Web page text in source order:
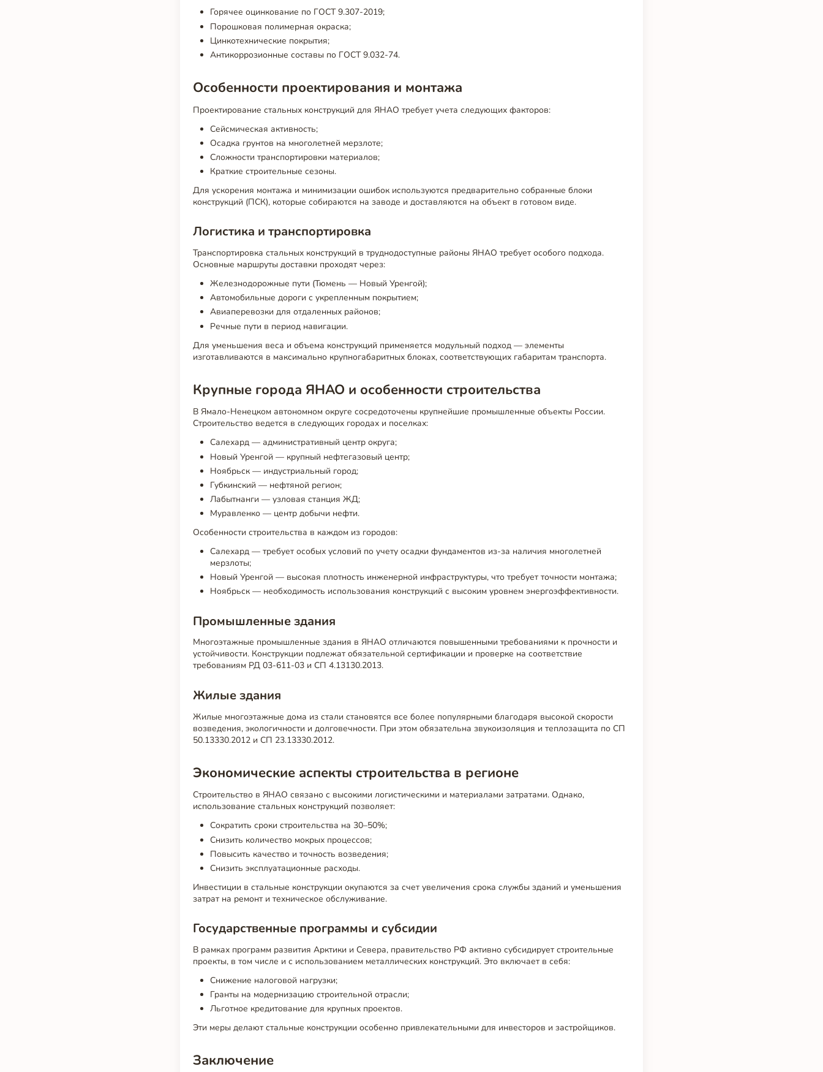
Горячее оцинкование по ГОСТ 9.307-2019;
Порошковая полимерная окраска;
Цинкотехнические покрытия;
Антикоррозионные составы по ГОСТ 9.032-74.
Особенности проектирования и монтажа
Проектирование стальных конструкций для ЯНАО требует учета следующих факторов:
Сейсмическая активность;
Осадка грунтов на многолетней мерзлоте;
Сложности транспортировки материалов;
Краткие строительные сезоны.
Для ускорения монтажа и минимизации ошибок используются предварительно собранные блоки
конструкций (ПСК), которые собираются на заводе и доставляются на объект в готовом виде.
Логистика и транспортировка
Транспортировка стальных конструкций в труднодоступные районы ЯНАО требует особого подхода.
Основные маршруты доставки проходят через:
Железнодорожные пути (Тюмень — Новый Уренгой);
Автомобильные дороги с укрепленным покрытием;
Авиаперевозки для отдаленных районов;
Речные пути в период навигации.
Для уменьшения веса и объема конструкций применяется модульный подход — элементы
изготавливаются в максимально крупногабаритных блоках, соответствующих габаритам транспорта.
Крупные города ЯНАО и особенности строительства
В Ямало-Ненецком автономном округе сосредоточены крупнейшие промышленные объекты России.
Строительство ведется в следующих городах и поселках:
Салехард — административный центр округа;
Новый Уренгой — крупный нефтегазовый центр;
Ноябрьск — индустриальный город;
Губкинский — нефтяной регион;
Лабытнанги — узловая станция ЖД;
Муравленко — центр добычи нефти.
Особенности строительства в каждом из городов:
Салехард — требует особых условий по учету осадки фундаментов из-за наличия многолетней
мерзлоты;
Новый Уренгой — высокая плотность инженерной инфраструктуры, что требует точности монтажа;
Ноябрьск — необходимость использования конструкций с высоким уровнем энергоэффективности.
Промышленные здания
Многоэтажные промышленные здания в ЯНАО отличаются повышенными требованиями к прочности и
устойчивости. Конструкции подлежат обязательной сертификации и проверке на соответствие
требованиям РД 03-611-03 и СП 4.13130.2013.
Жилые здания
Жилые многоэтажные дома из стали становятся все более популярными благодаря высокой скорости
возведения, экологичности и долговечности. При этом обязательна звукоизоляция и теплозащита по СП
50.13330.2012 и СП 23.13330.2012.
Экономические аспекты строительства в регионе
Строительство в ЯНАО связано с высокими логистическими и материалами затратами. Однако,
использование стальных конструкций позволяет:
Сократить сроки строительства на 30–50%;
Снизить количество мокрых процессов;
Повысить качество и точность возведения;
Снизить эксплуатационные расходы.
Инвестиции в стальные конструкции окупаются за счет увеличения срока службы зданий и уменьшения
затрат на ремонт и техническое обслуживание.
Государственные программы и субсидии
В рамках программ развития Арктики и Севера, правительство РФ активно субсидирует строительные
проекты, в том числе и с использованием металлических конструкций. Это включает в себя:
Снижение налоговой нагрузки;
Гранты на модернизацию строительной отрасли;
Льготное кредитование для крупных проектов.
Эти меры делают стальные конструкции особенно привлекательными для инвесторов и застройщиков.
Заключение